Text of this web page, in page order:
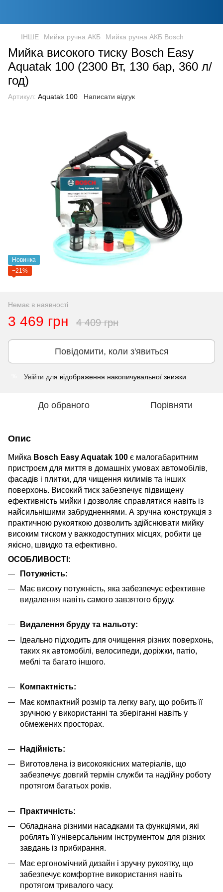
ІНШЕ Мийка ручна АКБ Мийка ручна АКБ Bosch
Мийка високого тиску Bosch Easy
Aquatak 100 (2300 Вт, 130 бар, 360 л/
год)
Артикул: Aquatak 100 Написати відгук
Новинка
−21%
Немає в наявності
3 469 грн 4 409 грн
Повідомити, коли з'явиться
Увійти для відображення накопичувальної знижки
До обраного Порівняти
Опис
Мийка Bosch Easy Aquatak 100 є малогабаритним
пристроєм для миття в домашніх умовах автомобілів,
фасадів і плитки, для чищення килимів та інших
поверхонь. Високий тиск забезпечує підвищену
ефективність мийки і дозволяє справлятися навіть із
найсильнішими забрудненнями. А зручна конструкція з
практичною рукояткою дозволить здійснювати мийку
високим тиском у важкодоступних місцях, робити це
якісно, ​​швидко та ефективно.
ОСОБЛИВОСТІ:
Потужність:
Має високу потужність, яка забезпечує ефективне
видалення навіть самого завзятого бруду.
Видалення бруду та нальоту:
Ідеально підходить для очищення різних поверхонь,
таких як автомобілі, велосипеди, доріжки, патіо,
меблі та багато іншого.
Компактність:
Має компактний розмір та легку вагу, що робить її
зручною у використанні та зберіганні навіть у
обмежених просторах.
Надійність:
Виготовлена ​​із високоякісних матеріалів, що
забезпечує довгий термін служби та надійну роботу
протягом багатьох років.
Практичність:
Обладнана різними насадками та функціями, які
роблять її універсальним інструментом для різних
завдань із прибирання.
Має ергономічний дизайн і зручну рукоятку, що
забезпечує комфортне використання навіть
протягом тривалого часу.